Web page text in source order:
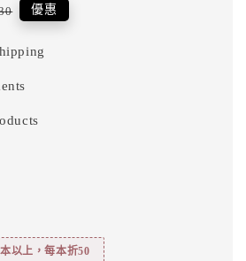
優惠
以上，每本折50